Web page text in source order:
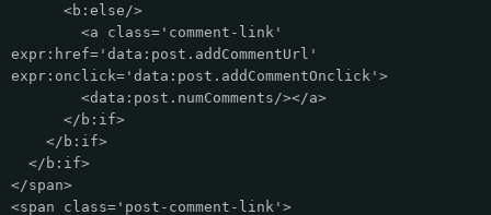
<b:else/>
<a class='comment-link'
expr:href='data:post.addCommentUrl'
expr:onclick='data:post.addCommentOnclick'>
<data:post.numComments/></a>
</b:if>
</b:if>
</b:if>
</span>
<span class='post-comment-link'>